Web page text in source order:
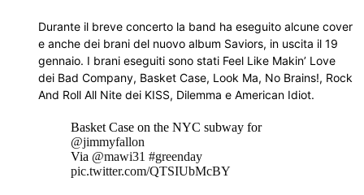
Durante il breve concerto la band ha eseguito alcune cover
e anche dei brani del nuovo album Saviors, in uscita il 19
gennaio. I brani eseguiti sono stati Feel Like Makin’ Love
dei Bad Company, Basket Case, Look Ma, No Brains!, Rock
And Roll All Nite dei KISS, Dilemma e American Idiot.
Basket Case on the NYC subway for
@jimmyfallon
Via @mawi31 #greenday
pic.twitter.com/QTSIUbMcBY